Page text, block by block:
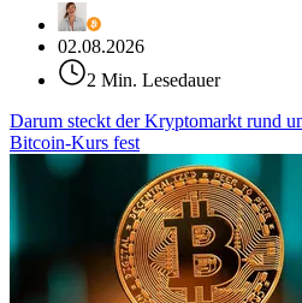
02.08.2026
2 Min. Lesedauer
Darum steckt der Kryptomarkt rund
Bitcoin-Kurs fest